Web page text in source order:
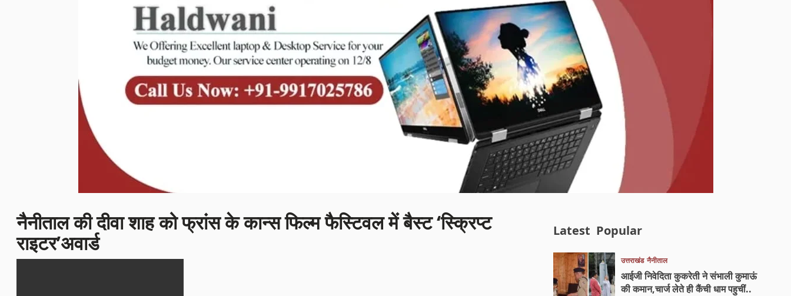
नैनीताल की दीवा शाह को फ्रांस के कान्स फिल्म फैस्टिवल में बैस्ट ‘स्क्रिप्ट
राइटर’अवार्ड
Latest Popular
उत्तराखंड नैनीताल
आईजी निवेदिता कुकरेती ने संभाली कुमाऊं
की कमान,चार्ज लेते ही कैंची धाम पहुचीं..